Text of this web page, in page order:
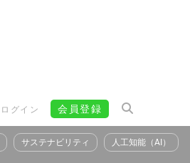
ログイン 会員登録
サステナビリティ 人工知能（AI）